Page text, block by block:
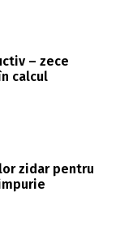
– zece
calcul
zidar pentru